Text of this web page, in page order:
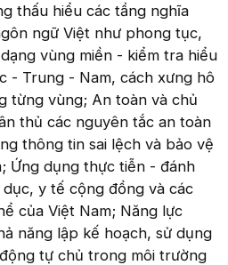
thấu hiểu các tầng nghĩa
ngữ Việt như phong tục,
vùng miền - kiểm tra hiểu
- Trung - Nam, cách xưng hô
từng vùng; An toàn và chủ
thủ các nguyên tắc an toàn
thông tin sai lệch và bảo vệ
Ứng dụng thực tiễn - đánh
y tế cộng đồng và các
của Việt Nam; Năng lực
năng lập kế hoạch, sử dụng
tự chủ trong môi trường